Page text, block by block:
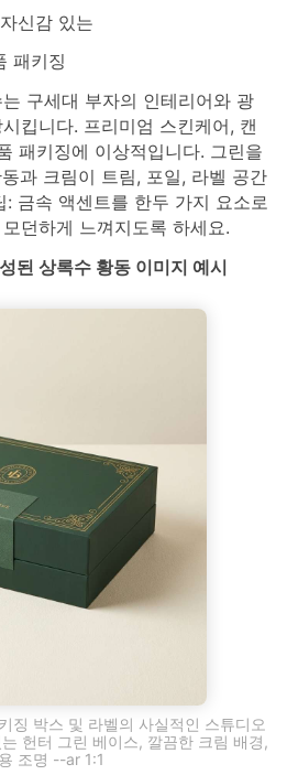
신감 있는
패키징
구세대 부자의 인테리어와 광
킵니다. 프리미엄 스킨케어, 캔
패키징에 이상적입니다. 그린을
과 크림이 트림, 포일, 라벨 공간
금속 액센트를 한두 가지 요소로
던하게 느껴지도록 하세요.
된 상록수 황동 이미지 예시
징 박스 및 라벨의 사실적인 스튜디오
헌터 그린 베이스, 깔끔한 크림 배경,
조명 --ar 1:1